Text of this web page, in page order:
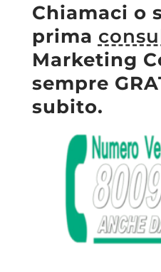
Chiamaci o
prima
Marketing
sempre
subito.